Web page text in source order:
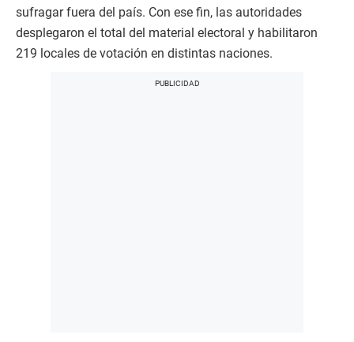
sufragar fuera del país. Con ese fin, las autoridades
desplegaron el total del material electoral y habilitaron
219 locales de votación en distintas naciones.